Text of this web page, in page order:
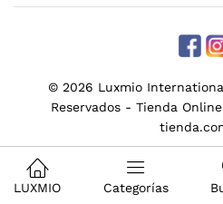
© 2026 Luxmio
Reservados - Tienda
LUXMIO Categorías